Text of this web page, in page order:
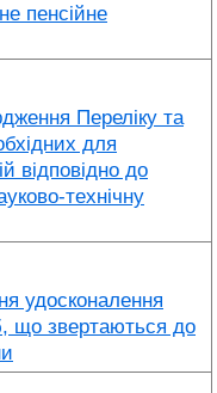
пенсійне
Переліку та
для
відповідно до
технічну
удосконалення
що звертаються до